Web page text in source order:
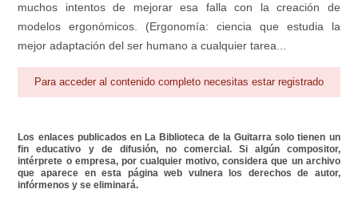
muchos intentos de mejorar esa falla con la creación de
modelos ergonómicos. (Ergonomía: ciencia que estudia la
mejor adaptación del ser humano a cualquier tarea...
Para acceder al contenido completo necesitas estar registrado
Los enlaces publicados en La Biblioteca de la Guitarra solo tienen un
fin educativo y de difusión, no comercial. Si algún compositor,
intérprete o empresa, por cualquier motivo, considera que un archivo
que aparece en esta página web vulnera los derechos de autor,
infórmenos y se eliminará.